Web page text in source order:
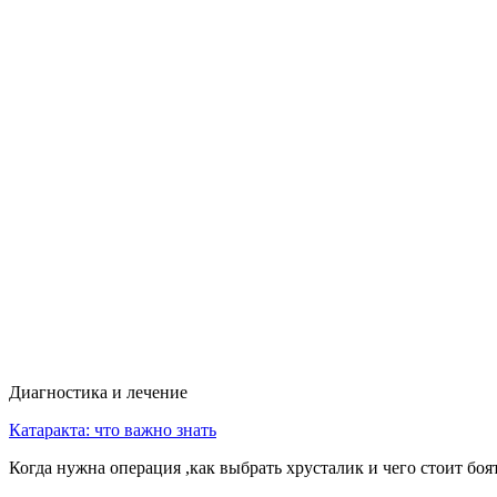
Диагностика и лечение
Катаракта: что важно знать
Когда нужна операция ,как выбрать хрусталик и чего стоит